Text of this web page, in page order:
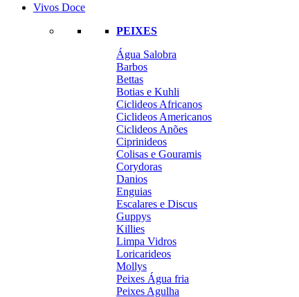
Vivos Doce
PEIXES
Água Salobra
Barbos
Bettas
Botias e Kuhli
Ciclideos Africanos
Ciclideos Americanos
Ciclideos Anões
Ciprinideos
Colisas e Gouramis
Corydoras
Danios
Enguias
Escalares e Discus
Guppys
Killies
Limpa Vidros
Loricarideos
Mollys
Peixes Água fria
Peixes Agulha